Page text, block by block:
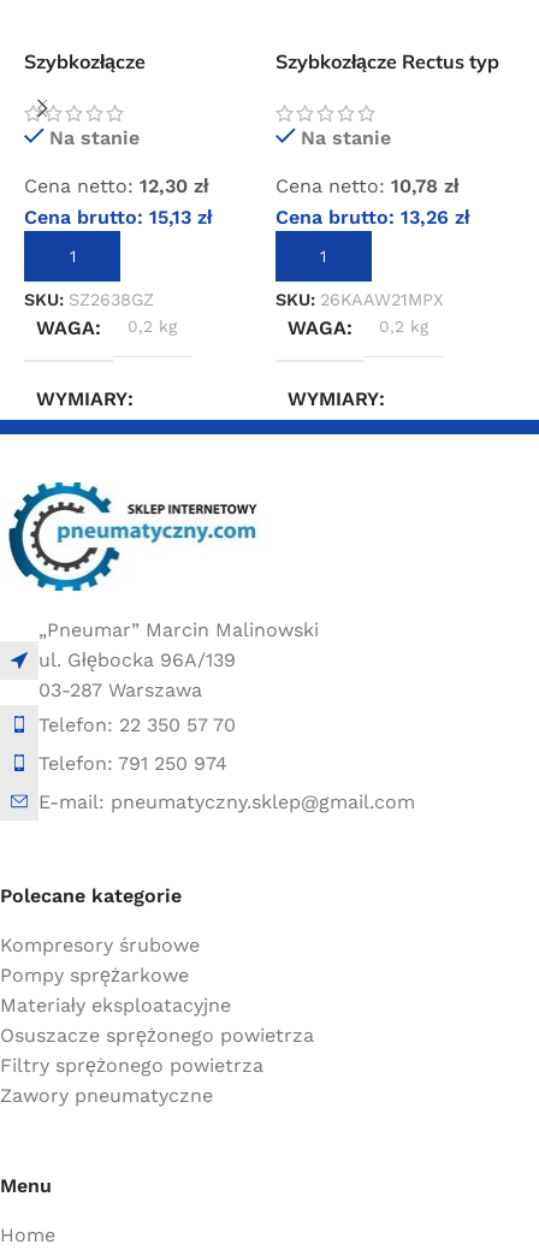
Szybkozłącze
zewnętrznym 3/8″
Na stanie
Cena netto: 12,30 zł
Cena brutto: 15,13 zł
DODAJ DO KOSZYKA
SKU: SZ2638GZ
WAGA 0,2 kg
WYMIARY
Szybkozłącze Rectus typ
zewnętrznym 1/2″
Na stanie
Cena netto: 10,78 zł
Cena brutto: 13,26 zł
DODAJ DO KOSZYKA
SKU: 26KAAW21MPX
WAGA 0,2 kg
WYMIARY
„Pneumar” Marcin Malinowski
ul. Głębocka 96A/139
03-287 Warszawa
Telefon: 22 350 57 70
Telefon: 791 250 974
E-mail: pneumatyczny.sklep@gmail.com
Polecane kategorie
Kompresory śrubowe
Pompy sprężarkowe
Materiały eksploatacyjne
Osuszacze sprężonego powietrza
Filtry sprężonego powietrza
Zawory pneumatyczne
Menu
Home